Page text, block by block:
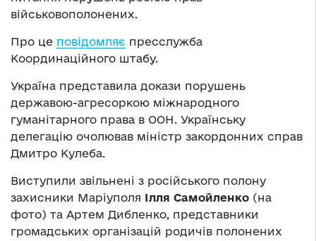
військовополонених.
Про це повідомляє пресслужба
Координаційного штабу.
Україна представила докази порушень
державою-агресоркою міжнародного
гуманітарного права в ООН. Українську
делегацію очолював міністр закордонних справ
Дмитро Кулеба.
Виступили звільнені з російського полону
захисники Маріуполя Ілля Самойленко (на
фото) та Артем Дибленко, представники
громадських організацій родичів полонених